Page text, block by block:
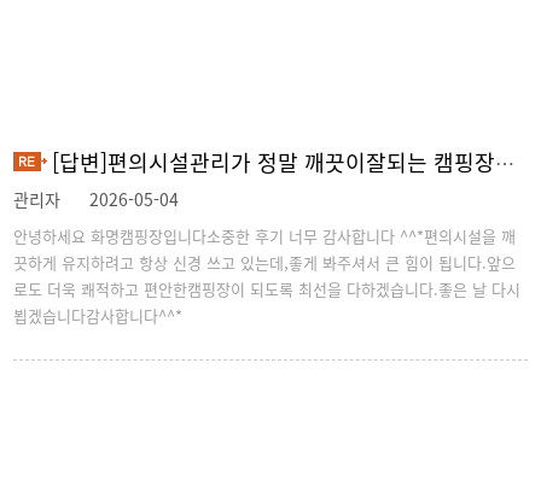
[답변]편의시설관리가 정말 깨끗이잘되는 캠핑장입니다.
관리자 2026-05-04
안녕하세요 화명캠핑장입니다소중한 후기 너무 감사합니다 ^^*편의시설을 깨
끗하게 유지하려고 항상 신경 쓰고 있는데,좋게 봐주셔서 큰 힘이 됩니다.앞으
로도 더욱 쾌적하고 편안한캠핑장이 되도록 최선을 다하겠습니다.좋은 날 다시
뵙겠습니다감사합니다^^*